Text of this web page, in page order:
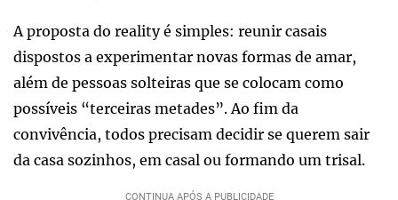
A proposta do reality é simples: reunir casais
dispostos a experimentar novas formas de amar,
além de pessoas solteiras que se colocam como
possíveis “terceiras metades”. Ao fim da
convivência, todos precisam decidir se querem sair
da casa sozinhos, em casal ou formando um trisal.